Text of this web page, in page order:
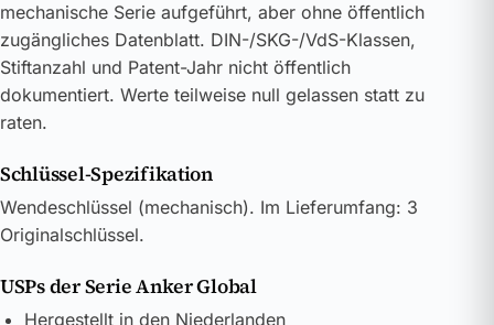
mechanische Serie aufgeführt, aber ohne öffentlich
zugängliches Datenblatt. DIN-/SKG-/VdS-Klassen,
Stiftanzahl und Patent-Jahr nicht öffentlich
dokumentiert. Werte teilweise null gelassen statt zu
raten.
Schlüssel-Spezifikation
Wendeschlüssel (mechanisch). Im Lieferumfang: 3
Originalschlüssel.
USPs der Serie Anker Global
Hergestellt in den Niederlanden